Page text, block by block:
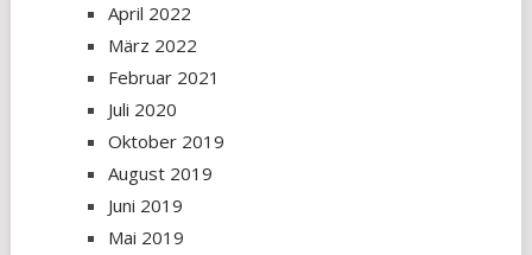
April 2022
März 2022
Februar 2021
Juli 2020
Oktober 2019
August 2019
Juni 2019
Mai 2019